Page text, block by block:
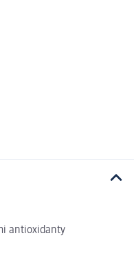
antioxidanty